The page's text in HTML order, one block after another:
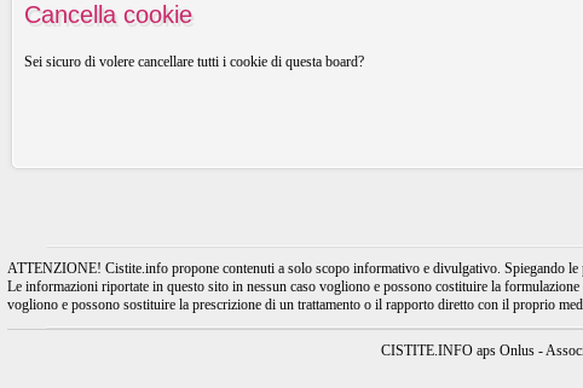
Cancella cookie
Sei sicuro di volere cancellare tutti i cookie di questa board?
ATTENZIONE! Cistite.info propone contenuti a solo scopo informativo e divulgativo. Spiegando
Le informazioni riportate in questo sito in nessun caso vogliono e possono costituire la
vogliono e possono sostituire la prescrizione di un trattamento o il rapporto diretto con il proprio
CISTITE.INFO aps Onlus -